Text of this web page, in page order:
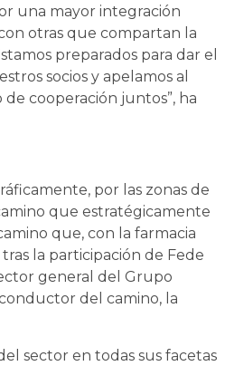
una mayor integración
otras que compartan la
preparados para dar el
socios y apelamos al
cooperación juntos”, ha
por las zonas de
que estratégicamente
que, con la farmacia
la participación de Fede
general del Grupo
del camino, la
sector en todas sus facetas